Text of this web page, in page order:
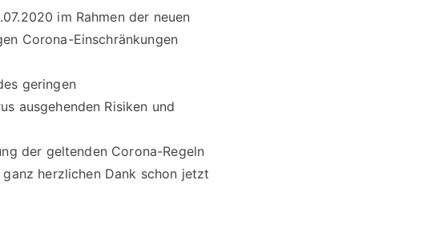
im Rahmen der neuen
Corona-Einschränkungen
geringen
ausgehenden Risiken und
der geltenden Corona-Regeln
herzlichen Dank schon jetzt